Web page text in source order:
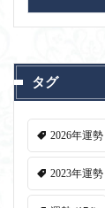
タグ
2026年運勢
2023年運勢